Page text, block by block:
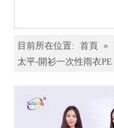
目前所在位置: 首頁 »
太平-開衫一次性雨衣PE